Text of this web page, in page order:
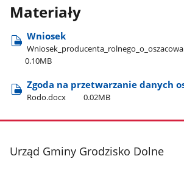
Materiały
Wniosek
0.10MB
Zgoda na przetwarzanie danych
Rodo.docx 0.02MB
stopka
Urząd Gminy Grodzisko Dolne